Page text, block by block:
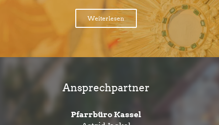
Weiterlesen
Ansprechpartner
Pfarrbüro Kassel